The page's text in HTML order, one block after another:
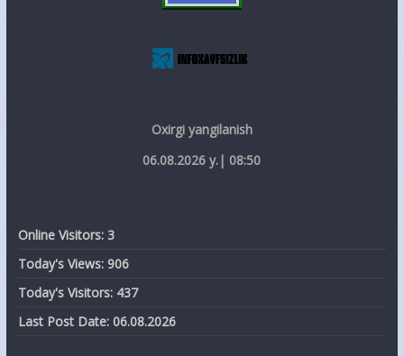
Oxirgi yangilanish
06.08.2026 y.| 08:50
Online Visitors: 3
Today's Views: 906
Today's Visitors: 437
Last Post Date: 06.08.2026